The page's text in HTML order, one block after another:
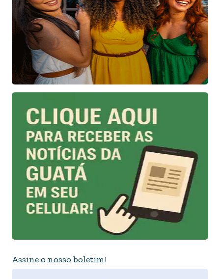
Assine o nosso boletim!